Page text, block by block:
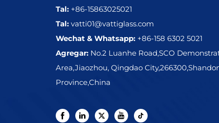
Tal: +86-15863025021
Tal: vatti01@vattiglass.com
Wechat & Whatsapp: +86-158 6302 5021
Agregar: No.2 Luanhe Road,SCO
Area,Jiaozhou, Qingdao
Province,China